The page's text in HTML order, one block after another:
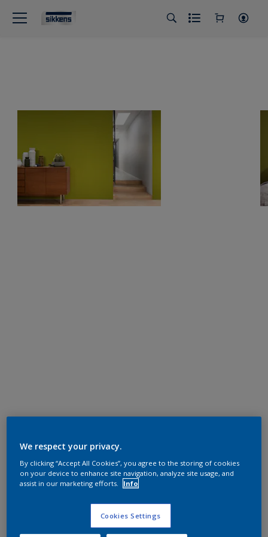
We respect your privacy.
By clicking “Accept All Cookies”, you agree to the storing of cookies
on your device to enhance site navigation, analyze site usage, and
assist in our marketing efforts.
Info
Cookies Settings